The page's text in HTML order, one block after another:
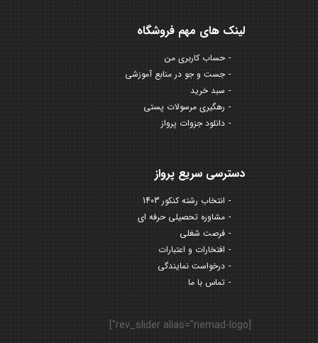
لینک های مهم فروشگاه
حساب کاربری من
جست و جو در منابع آموزشی
سبد خرید
رهگیری مرسولات پستی
دانلود جزوات پرواز
دسترسی سریع پرواز
انتخاب رشته کنکور 1403
مشاوره تحصیلی حرفه ای
فرصت شغلی
افتخارات و اعتبارات
درخواست نمایندگی
تماس با ما
[rev_slider alias="nemad-logo"]